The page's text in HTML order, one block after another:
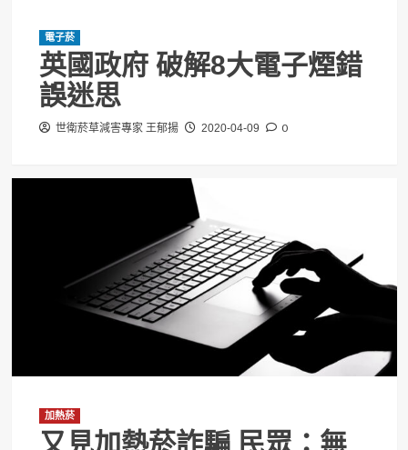
電子菸
英國政府 破解8大電子煙錯
誤迷思
世衛菸草減害專家 王郁揚 2020-04-09 0
加熱菸
又見加熱菸詐騙 民眾：無